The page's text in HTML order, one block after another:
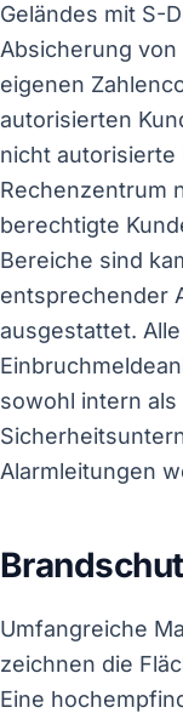
Geländes mit S-
Absicherung von
eigenen
autorisierten
nicht autorisierte
Rechenzentrum
berechtigte
Bereiche sind
entsprechender
ausgestattet.
sowohl intern
Alarmleitungen
Umfangreiche
zeichnen die
Eine